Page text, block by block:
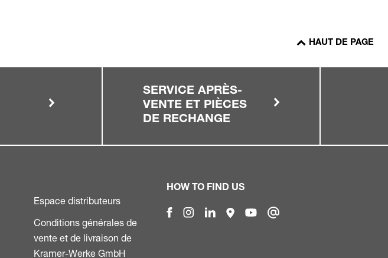
HAUT DE PAGE
SERVICE APRÈS-
VENTE ET PIÈCES
DE RECHANGE
Espace distributeurs
Conditions générales de
vente et de livraison de
Kramer-Werke GmbH
HOW TO FIND US